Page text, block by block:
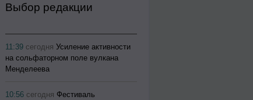
Выбор редакции
11:39 сегодня Усиление активности
на сольфаторном поле вулкана
Менделеева
10:56 сегодня Фестиваль